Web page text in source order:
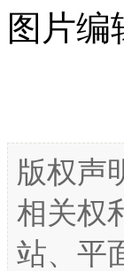
图片编
版权声
相关权
站、平